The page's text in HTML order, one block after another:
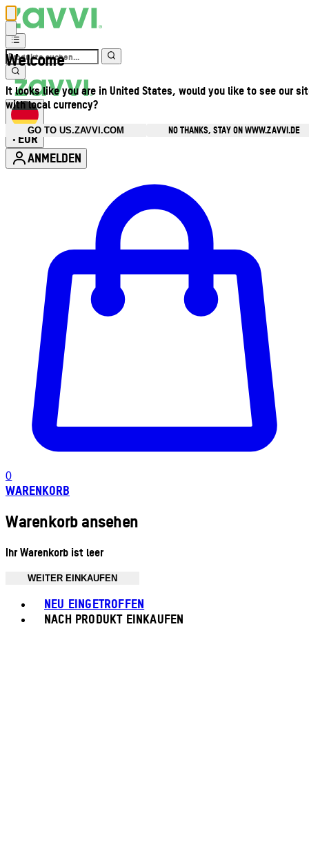
Welcome
It looks like you are in United States, would you like to see our
with local currency?
GO TO US.ZAVVI.COM
NO THANKS, STAY ON WWW.ZAVVI.DE
• EUR
ANMELDEN
0
WARENKORB
Warenkorb ansehen
Ihr Warenkorb ist leer
WEITER EINKAUFEN
NEU EINGETROFFEN
NACH PRODUKT EINKAUFEN